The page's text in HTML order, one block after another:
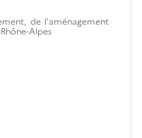
de l'aménagement
Alpes